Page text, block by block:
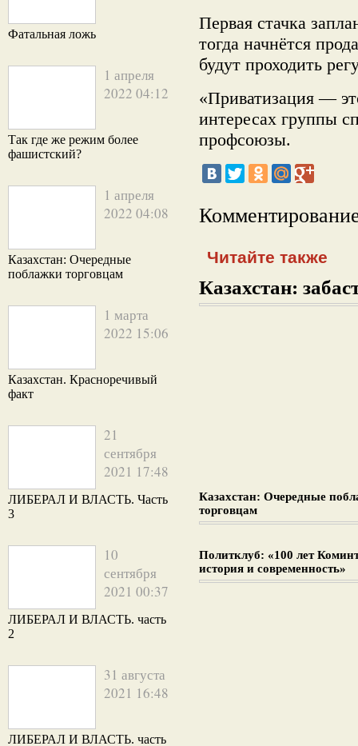
Фатальная ложь
1 апреля
2022 04:12
Так где же режим более
фашистский?
1 апреля
2022 04:08
Казахстан: Очередные
поблажки торговцам
1 марта
2022 15:06
Казахстан. Красноречивый
факт
21
сентября
2021 17:48
ЛИБЕРАЛ И ВЛАСТЬ. Часть
3
10
сентября
2021 00:37
ЛИБЕРАЛ И ВЛАСТЬ. часть
2
31 августа
2021 16:48
ЛИБЕРАЛ И ВЛАСТЬ. часть
Первая стачка
тогда начнётся
будут проходить
«Приватизация —
интересах группы
профсоюзы.
Читайте также
Казахстан:
Казахстан: Очередные
торговцам
Политклуб: «100 лет
история и современность»